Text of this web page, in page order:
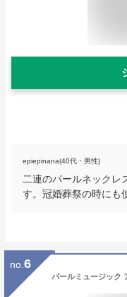
epiepinana(40代・男性)
二連のパールネックレ
す。冠婚葬祭の時にも
no. 6